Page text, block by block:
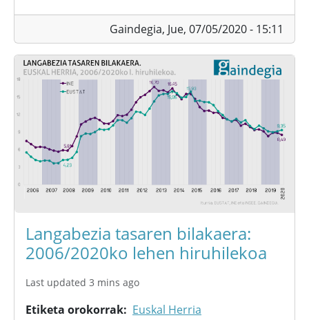
Gaindegia, Jue, 07/05/2020 - 15:11
Langabezia tasaren bilakaera:
2006/2020ko lehen hiruhilekoa
Last updated 3 mins ago
Etiketa orokorrak Euskal Herria